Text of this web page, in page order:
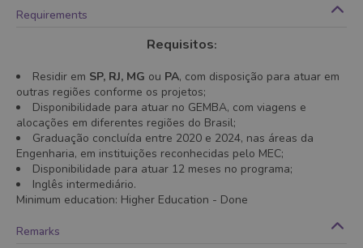
Requirements
Requisitos:
Residir em SP, RJ, MG ou PA, com disposição para atuar em
outras regiões conforme os projetos;
Disponibilidade para atuar no GEMBA, com viagens e
alocações em diferentes regiões do Brasil;
Graduação concluída entre 2020 e 2024, nas áreas da
Engenharia, em instituições reconhecidas pelo MEC;
Disponibilidade para atuar 12 meses no programa;
Inglês intermediário.
Minimum education: Higher Education - Done
Remarks